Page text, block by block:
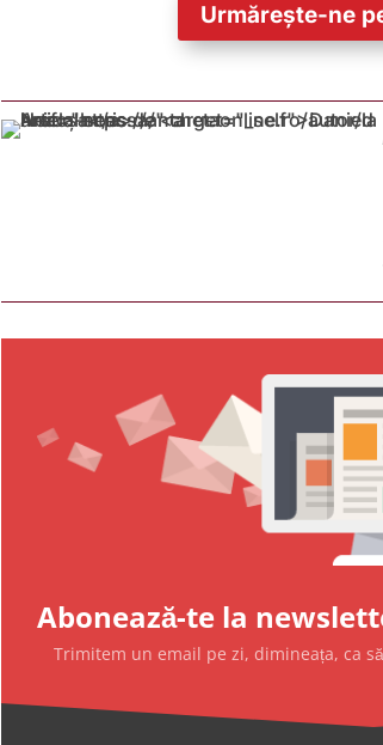
Urmărește-ne
Abonează-te la
Trimitem un email pe zi, dimineața, ca